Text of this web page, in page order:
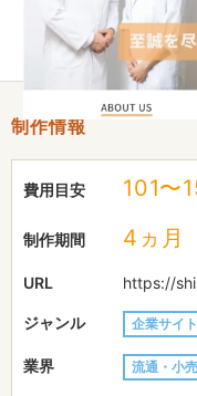
い合わせ増加や利用者
向上に貢献しました。
制作情報
費用目安 101〜
制作期間 4ヵ月
URL https://
ジャンル 企業サイト
業界 流通・小売